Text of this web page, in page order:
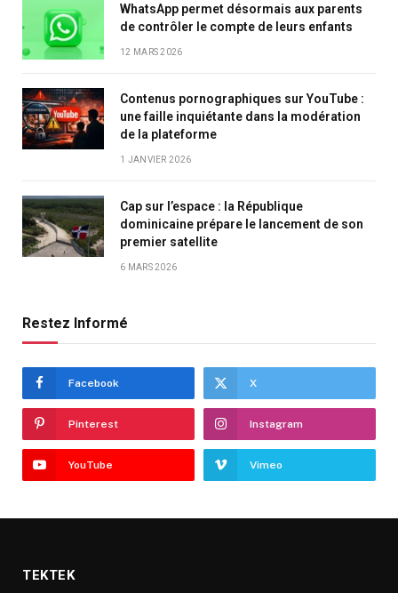
WhatsApp permet désormais aux parents
de contrôler le compte de leurs enfants
12 MARS 2026
Contenus pornographiques sur YouTube :
une faille inquiétante dans la modération
de la plateforme
1 JANVIER 2026
Cap sur l’espace : la République
dominicaine prépare le lancement de son
premier satellite
6 MARS 2026
Restez Informé
Facebook X
Pinterest Instagram
YouTube Vimeo
TEKTEK